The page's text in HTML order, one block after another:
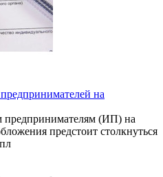
на
предпринимателям (ИП) на
предстоит столкнуться